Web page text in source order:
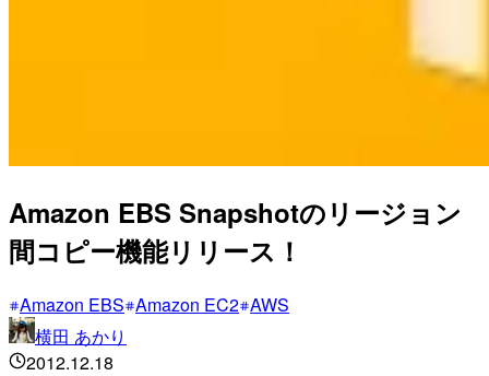
Amazon EBS Snapshotのリージョン
間コピー機能リリース！
Amazon EBS Amazon EC2 AWS
横田 あかり
2012.12.18